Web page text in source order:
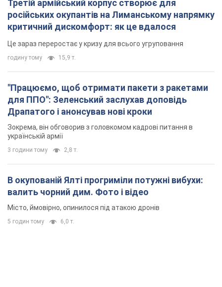
Третій армійський корпус створює для
російських окупантів на Лиманському напрямку
критичний дискомфорт: як це вдалося
Це зараз переростає у кризу для всього угруповання
годину тому 15,9 т.
"Працюємо, щоб отримати пакети з ракетами
для ППО": Зеленський заслухав доповідь
Драпатого і анонсував нові кроки
Зокрема, він обговорив з головкомом кадрові питання в
українській армії
3 години тому 2,8 т.
В окупованій Ялті прогриміли потужні вибухи:
валить чорний дим. Фото і відео
Місто, ймовірно, опинилося під атакою дронів
5 годин тому 6,0 т.